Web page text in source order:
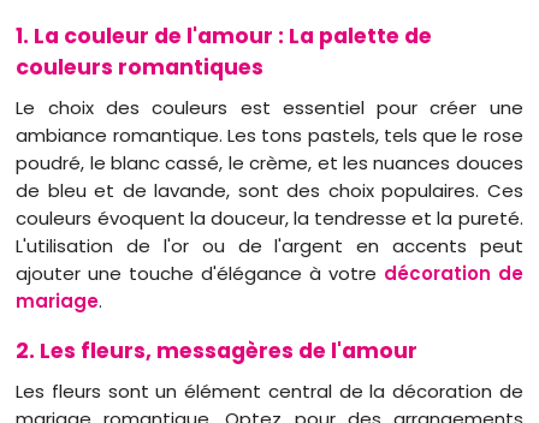
1. La couleur de l'amour : La palette de
couleurs romantiques
Le choix des couleurs est essentiel pour créer une
ambiance romantique. Les tons pastels, tels que le rose
poudré, le blanc cassé, le crème, et les nuances douces
de bleu et de lavande, sont des choix populaires. Ces
couleurs évoquent la douceur, la tendresse et la pureté.
L'utilisation de l'or ou de l'argent en accents peut
ajouter une touche d'élégance à votre décoration de
mariage.
2. Les fleurs, messagères de l'amour
Les fleurs sont un élément central de la décoration de